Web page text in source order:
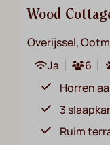
Wood
Overijssel,
Ja
6
Horren
3
Ruim